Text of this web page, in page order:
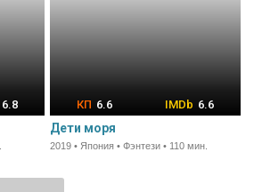
6.8 6.6 6.6
Дети моря
2019 • Япония • Фэнтези • 110 мин.